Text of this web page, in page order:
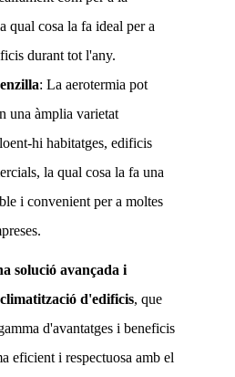
qual cosa la fa ideal per a
durant tot l'any.
: La aerotermia pot
una àmplia varietat
hi habitatges, edificis
la qual cosa la fa una
i convenient per a moltes
solució avançada i
d'edificis, que
d'avantatges i beneficis
eficient i respectuosa amb el